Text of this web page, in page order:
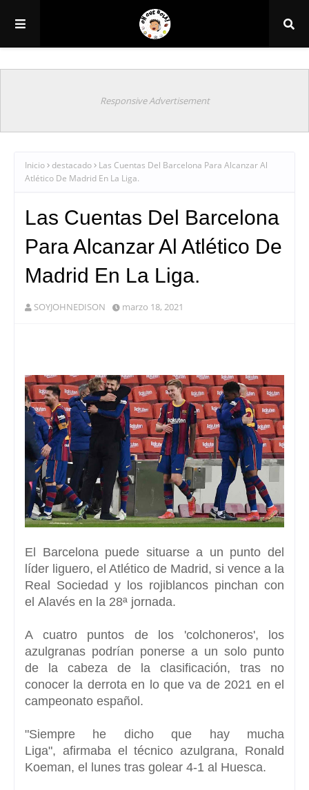
Responsive Advertisement
Inicio destacado
Las Cuentas Del Barcelona Para Alcanzar Al
Atlético De Madrid En La Liga.
Las Cuentas Del Barcelona
Para Alcanzar Al Atlético De
Madrid En La Liga.
SOYJOHNEDISON marzo 18, 2021
El Barcelona puede situarse a un punto del
líder liguero, el Atlético de Madrid, si vence a la
Real Sociedad y los rojiblancos pinchan con
el Alavés en la 28ª jornada.
A cuatro puntos de los 'colchoneros', los
azulgranas podrían ponerse a un solo punto
de la cabeza de la clasificación, tras no
conocer la derrota en lo que va de 2021 en el
campeonato español.
"Siempre he dicho que hay mucha
Liga", afirmaba el técnico azulgrana, Ronald
Koeman, el lunes tras golear 4-1 al Huesca.